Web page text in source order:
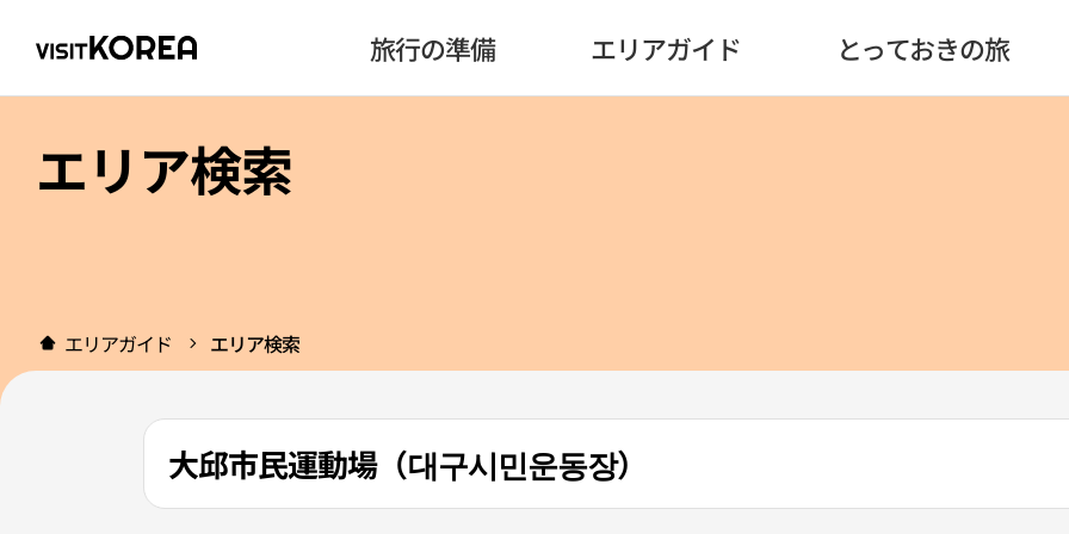
旅行の準備 エリアガイド とっておきの旅
エリア検索
エリアガイド エリア検索
大邱市民運動場（대구시민운동장）